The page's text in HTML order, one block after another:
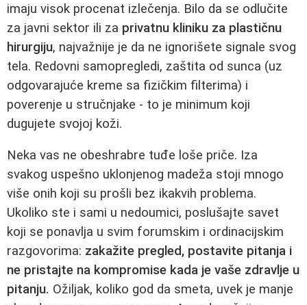
imaju visok procenat izlečenja. Bilo da se odlučite
za javni sektor ili za privatnu kliniku za plastičnu
hirurgiju, najvažnije je da ne ignorišete signale svog
tela. Redovni samopregledi, zaštita od sunca (uz
odgovarajuće kreme sa fizičkim filterima) i
poverenje u stručnjake - to je minimum koji
dugujete svojoj koži.
Neka vas ne obeshrabre tuđe loše priče. Iza
svakog uspešno uklonjenog madeža stoji mnogo
više onih koji su prošli bez ikakvih problema.
Ukoliko ste i sami u nedoumici, poslušajte savet
koji se ponavlja u svim forumskim i ordinacijskim
razgovorima: zakažite pregled, postavite pitanja i
ne pristajte na kompromise kada je vaše zdravlje u
pitanju. Ožiljak, koliko god da smeta, uvek je manje